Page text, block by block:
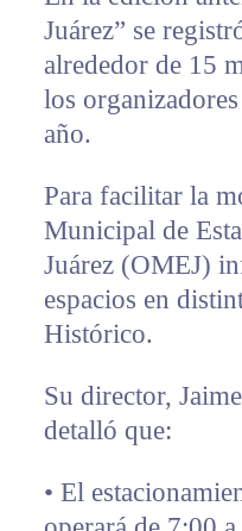
Juárez” se
alrededor de 15
los
año.
Para facilitar la
Municipal de
Juárez (OMEJ)
espacios en
Histórico.
Su director,
detalló que:
• El